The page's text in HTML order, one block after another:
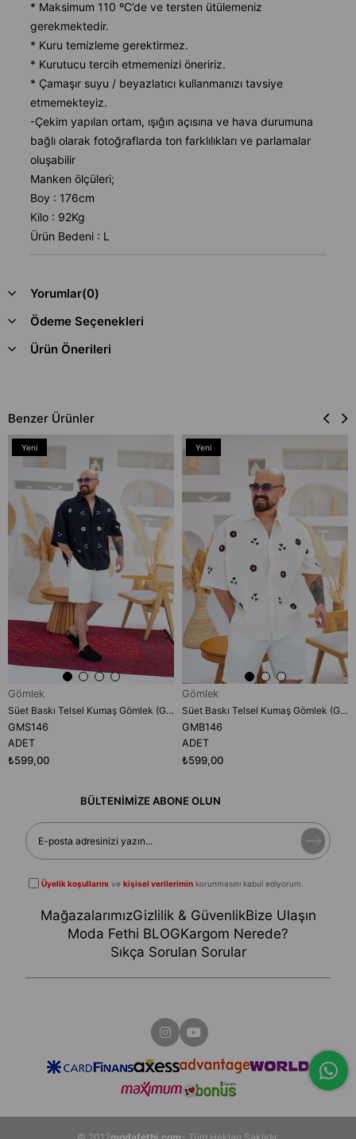
* Maksimum 110 ºC’de ve tersten ütülemeniz
gerekmektedir.
* Kuru temizleme gerektirmez.
* Kurutucu tercih etmemenizi öneririz.
* Çamaşır suyu / beyazlatıcı kullanmanızı tavsiye
etmemekteyiz.
-Çekim yapılan ortam, ışığın açısına ve hava durumuna
bağlı olarak fotoğraflarda ton farklılıkları ve parlamalar
oluşabilir
Manken ölçüleri;
Boy : 176cm
Kilo : 92Kg
Ürün Bedeni : L
Yorumlar(0)
Ödeme Seçenekleri
Ürün Önerileri
Benzer Ürünler
Gömlek
Süet Baskı Telsel Kumaş Gömlek (GMS146)
GMS146
ADET
₺599,00
Yeni
Gömlek
Süet Baskı Telsel Kumaş Gömlek (GMB146)
GMB146
ADET
₺599,00
Yeni
BÜLTENİMİZE ABONE OLUN
Üyelik koşullarını vekişisel verilerimin korunmasını kabul ediyorum.
MağazalarımızGizlilik & GüvenlikBize Ulaşın
Moda Fethi BLOGKargom Nerede?
Sıkça Sorulan Sorular